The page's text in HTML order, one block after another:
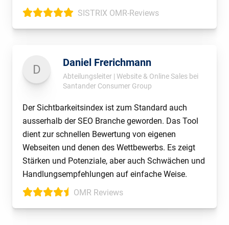
SISTRIX OMR-Reviews
D Daniel Frerichmann
Abteilungsleiter | Website & Online Sales bei
Santander Consumer Group
Der Sichtbarkeitsindex ist zum Standard auch
ausserhalb der SEO Branche geworden. Das Tool
dient zur schnellen Bewertung von eigenen
Webseiten und denen des Wettbewerbs. Es zeigt
Stärken und Potenziale, aber auch Schwächen und
Handlungsempfehlungen auf einfache Weise.
OMR Reviews